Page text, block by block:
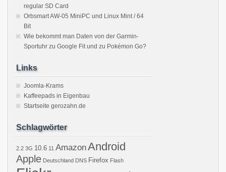
regular SD Card
Orbsmart AW-05 MiniPC und Linux Mint / 64
Bit
Wie bekommt man Daten von der Garmin-
Sportuhr zu Google Fit und zu Pokémon Go?
Links
Joomla-Krams
Kaffeepads in Eigenbau
Startseite gerozahn.de
Schlagwörter
2.2 3G 10.6 11 AmazonAndroid
Apple Deutschland DNS Firefox Flash